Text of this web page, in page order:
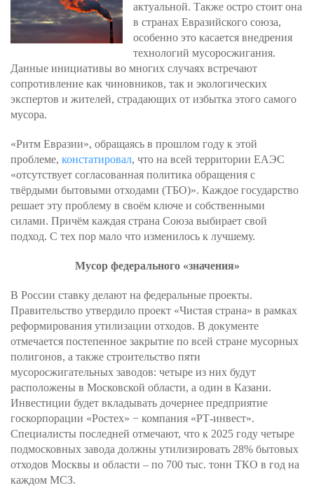
актуальной. Также остро стоит она
в странах Евразийского союза,
особенно это касается внедрения
технологий мусоросжигания.
Данные инициативы во многих случаях встречают
сопротивление как чиновников, так и экологических
экспертов и жителей, страдающих от избытка этого самого
мусора.
«Ритм Евразии», обращаясь в прошлом году к этой
проблеме, констатировал, что на всей территории ЕАЭС
«отсутствует согласованная политика обращения с
твёрдыми бытовыми отходами (ТБО)». Каждое государство
решает эту проблему в своём ключе и собственными
силами. Причём каждая страна Союза выбирает свой
подход. С тех пор мало что изменилось к лучшему.
Мусор федерального «значения»
В России ставку делают на федеральные проекты.
Правительство утвердило проект «Чистая страна» в рамках
реформирования утилизации отходов. В документе
отмечается постепенное закрытие по всей стране мусорных
полигонов, а также строительство пяти
мусоросжигательных заводов: четыре из них будут
расположены в Московской области, а один в Казани.
Инвестиции будет вкладывать дочернее предприятие
госкорпорации «Ростех» − компания «РТ-инвест».
Специалисты последней отмечают, что к 2025 году четыре
подмосковных завода должны утилизировать 28% бытовых
отходов Москвы и области – по 700 тыс. тонн ТКО в год на
каждом МСЗ.